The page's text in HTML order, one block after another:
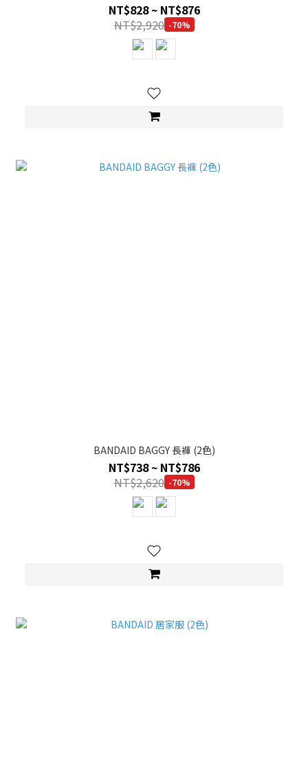
NT$828 ~ NT$876
NT$2,920 -70%
BANDAID BAGGY 長褲 (2色)
NT$738 ~ NT$786
NT$2,620 -70%